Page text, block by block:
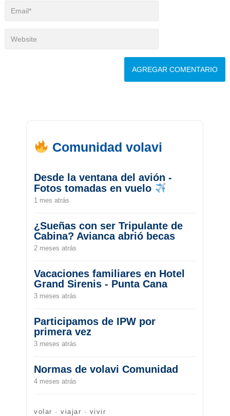
Comunidad volavi
Desde la ventana del avión -
Fotos tomadas en vuelo
1 mes atrás
¿Sueñas con ser Tripulante de
Cabina? Avianca abrió becas
2 meses atrás
Vacaciones familiares en Hotel
Grand Sirenis - Punta Cana
3 meses atrás
Participamos de IPW por
primera vez
3 meses atrás
Normas de volavi Comunidad
4 meses atrás
volar · viajar · vivir